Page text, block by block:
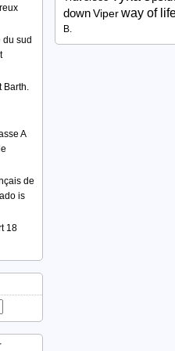
sud
Barth.
A
de
is
18
downViperway of
B.